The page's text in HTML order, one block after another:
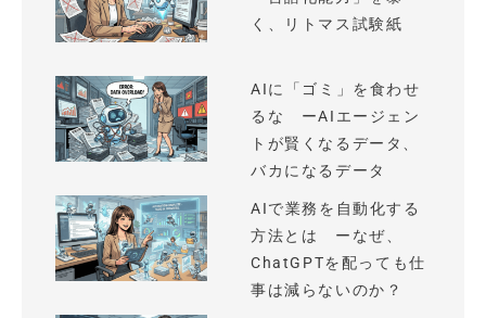
く、リトマス試験紙
AIに「ゴミ」を食わせ
るな ーAIエージェン
トが賢くなるデータ、
バカになるデータ
AIで業務を自動化する
方法とは ーなぜ、
ChatGPTを配っても仕
事は減らないのか？